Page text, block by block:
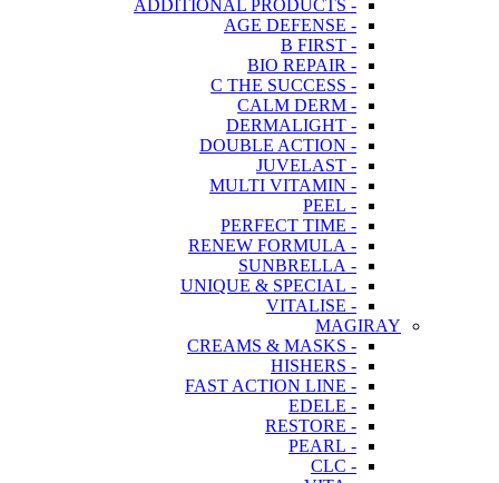
- ADDITIONAL PRODUCTS
- AGE DEFENSE
- B FIRST
- BIO REPAIR
- C THE SUCCESS
- CALM DERM
- DERMALIGHT
- DOUBLE ACTION
- JUVELAST
- MULTI VITAMIN
- PEEL
- PERFECT TIME
- RENEW FORMULA
- SUNBRELLA
- UNIQUE & SPECIAL
- VITALISE
MAGIRAY
- CREAMS & MASKS
- HISHERS
- FAST ACTION LINE
- EDELE
- RESTORE
- PEARL
- CLC